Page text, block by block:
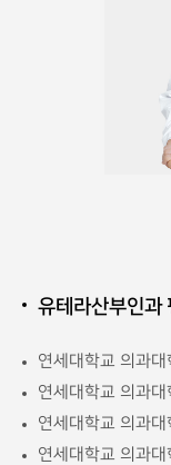
유테라산부인과
연세대학교 의과대
연세대학교 의과
연세대학교 의과
연세대학교 의과